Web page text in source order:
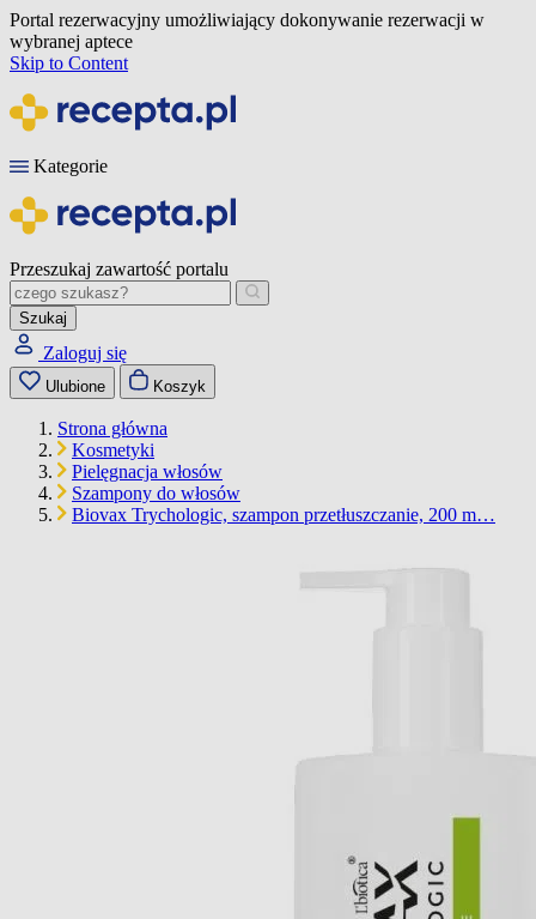
Portal rezerwacyjny umożliwiający dokonywanie rezerwacji w
wybranej aptece
Skip to Content
Kategorie
Przeszukaj zawartość portalu
Szukaj
Zaloguj się
Ulubione Koszyk
Strona główna
Kosmetyki
Pielęgnacja włosów
Szampony do włosów
Biovax Trychologic, szampon przetłuszczanie, 200 m…